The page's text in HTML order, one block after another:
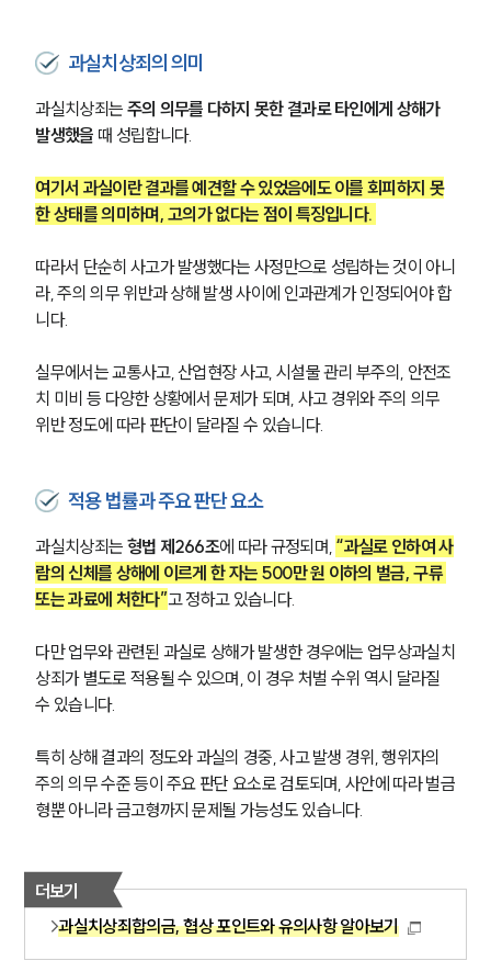
과실치상죄의 의미
과실치상죄는 주의 의무를 다하지 못한 결과로 타인에게 상해가
발생했을 때 성립합니다.
여기서 과실이란 결과를 예견할 수 있었음에도 이를 회피하지 못
한 상태를 의미하며, 고의가 없다는 점이 특징입니다.
따라서 단순히 사고가 발생했다는 사정만으로 성립하는 것이 아니
라, 주의 의무 위반과 상해 발생 사이에 인과관계가 인정되어야 합
니다.
실무에서는 교통사고, 산업현장 사고, 시설물 관리 부주의, 안전조
치 미비 등 다양한 상황에서 문제가 되며, 사고 경위와 주의 의무
위반 정도에 따라 판단이 달라질 수 있습니다.
적용 법률과 주요 판단 요소
과실치상죄는 형법 제266조에 따라 규정되며, “과실로 인하여 사
람의 신체를 상해에 이르게 한 자는 500만 원 이하의 벌금, 구류
또는 과료에 처한다”고 정하고 있습니다.
다만 업무와 관련된 과실로 상해가 발생한 경우에는 업무상과실치
상죄가 별도로 적용될 수 있으며, 이 경우 처벌 수위 역시 달라질
수 있습니다.
특히 상해 결과의 정도와 과실의 경중, 사고 발생 경위, 행위자의
주의 의무 수준 등이 주요 판단 요소로 검토되며, 사안에 따라 벌금
형뿐 아니라 금고형까지 문제될 가능성도 있습니다.
더보기
과실치상죄합의금, 협상 포인트와 유의사항 알아보기